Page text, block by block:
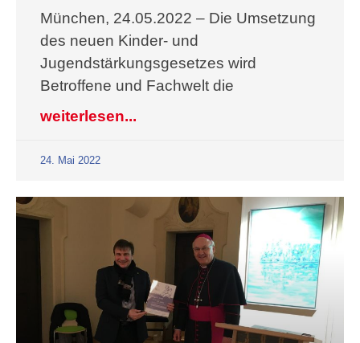
München, 24.05.2022 – Die Umsetzung
des neuen Kinder- und
Jugendstärkungsgesetzes wird
Betroffene und Fachwelt die
weiterlesen...
24. Mai 2022